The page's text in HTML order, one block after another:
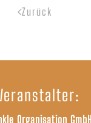
Zurück
Organisation GmbH